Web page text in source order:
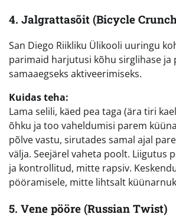
4. Jalgrattasõit (Bicycle
San Diego Riikliku Ülikooli uuringu
parimaid harjutusi kõhu sirglihase ja
samaaegseks aktiveerimiseks.
Kuidas teha:
Lama selili, käed pea taga (ära tiri
õhku ja too vaheldumisi parem
põlve vastu, sirutades samal ajal
välja. Seejärel vaheta poolt. Liigutus
ja kontrollitud, mitte rapsiv.
pööramisele, mitte lihtsalt
5. Vene pööre (Russian Twist)